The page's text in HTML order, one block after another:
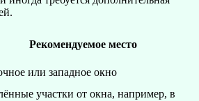
Рекомендуемое место
или западное окно
участки от окна, например, в